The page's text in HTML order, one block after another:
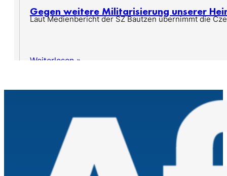
Gegen weitere Militarisierung unserer
Laut Medienbericht der SZ Bautzen übernimmt die
Weiterlesen »